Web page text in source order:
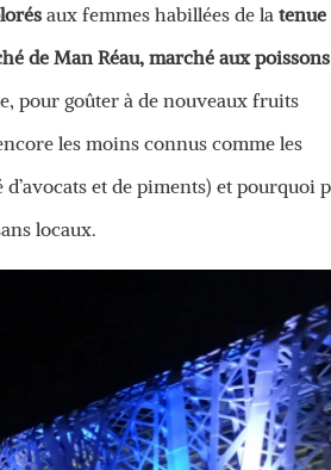
aux femmes habillées de latenue
de Man Réau, marché aux
pour goûter à de nouveaux fruits
les moins connus comme les
et de piments) et pourquoi
locaux.